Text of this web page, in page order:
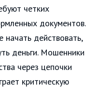
четких
документов.
действовать,
деньги. Мошенники
через цепочки
критическую